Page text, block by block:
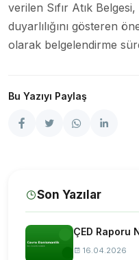
verilen Sıfır Atık
duyarlılığını gösteren
olarak belgelendirme
Bu Yazıyı Paylaş
Son Yazılar
ÇED Raporu
16.04.2026